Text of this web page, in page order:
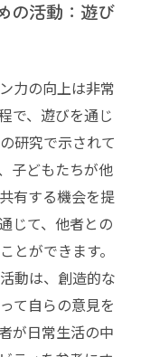
の活動：遊び
力の向上は非常
で、遊びを通じ
研究で示されて
子どもたちが他
有する機会を提
じて、他者との
とができます。
動は、創造的な
て自らの意見を
が日常生活の中